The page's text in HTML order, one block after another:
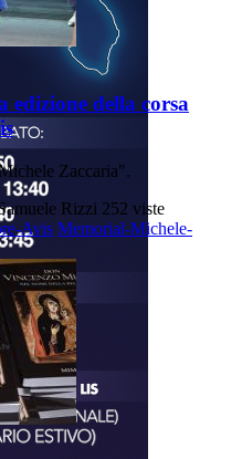
edizione della corsa
Zaccaria".
Rizzi 252 viste
Avis Memorial-Michele-